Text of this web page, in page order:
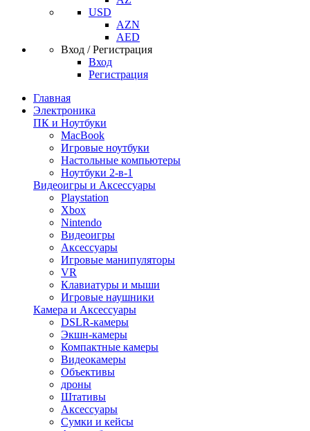
USD
AZN
AED
Вход / Регистрация
Вход
Регистрация
Главная
Электроника
ПК и Ноутбуки
MacBook
Игровые ноутбуки
Настольные компьютеры
Ноутбуки 2-в-1
Видеоигры и Аксессуары
Playstation
Xbox
Nintendo
Видеоигры
Аксессуары
Игровые манипуляторы
VR
Клавиатуры и мыши
Игровые наушники
Камера и Аксессуары
DSLR-камеры
Экшн-камеры
Компактные камеры
Видеокамеры
Объективы
дроны
Штативы
Аксессуары
Сумки и кейсы